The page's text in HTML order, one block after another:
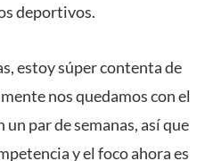
deportivos.
estoy súper contenta de
nos quedamos con el
par de semanas, así que
y el foco ahora es